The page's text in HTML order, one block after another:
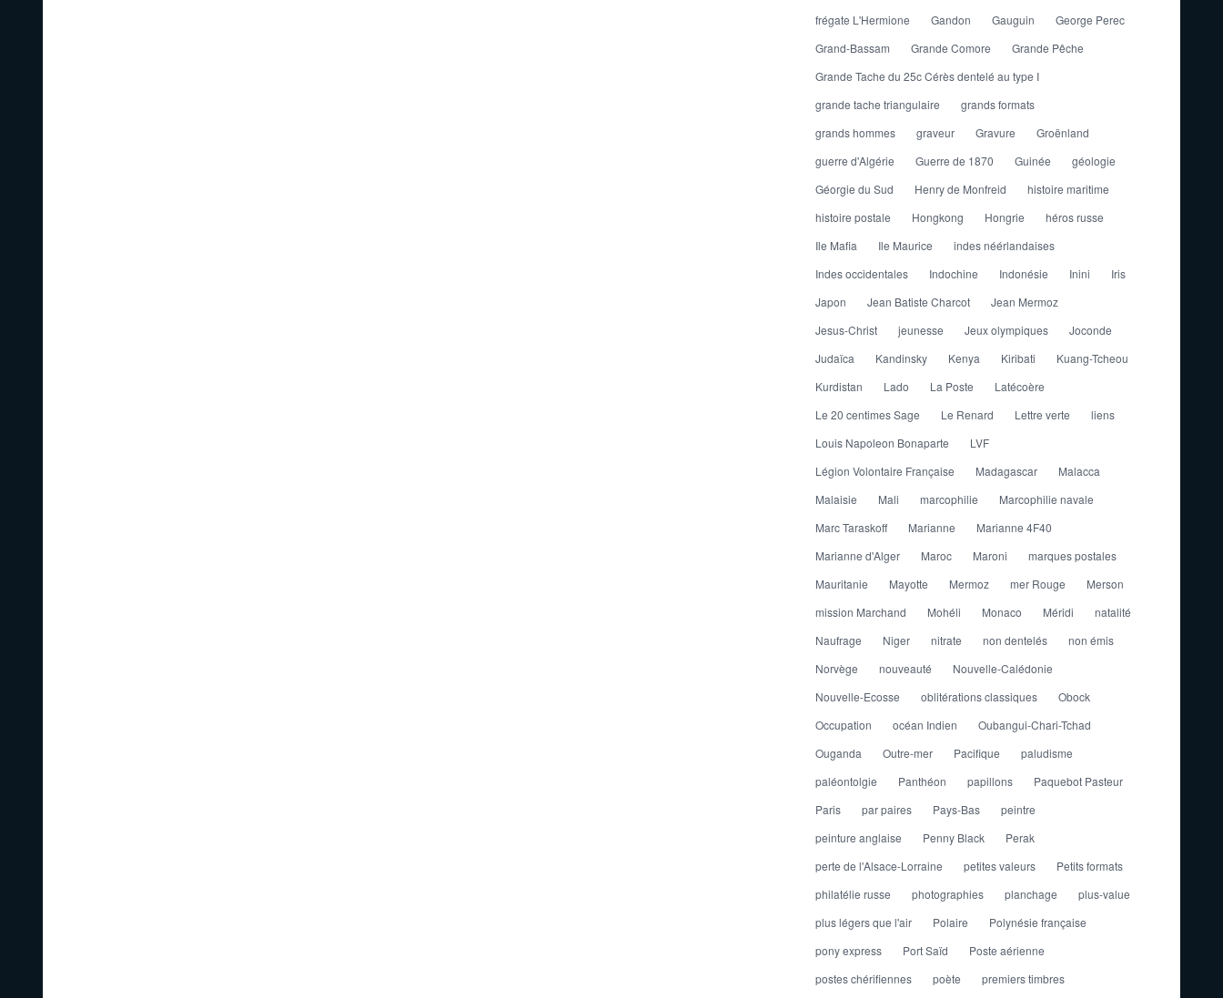
frégate L'Hermione
Gandon Gauguin
George Perec
Grand-Bassam
Grande Comore
Grande Pêche
Grande Tache du 25c Cérès dentelé au type I
grande tache triangulaire
grands formats
grands hommes
graveur Gravure
Groënland
guerre d'Algérie
Guerre de 1870 Guinée
géologie
Géorgie du Sud
Henry de Monfreid
histoire maritime
histoire postale
Hongkong Hongrie
héros russe
Ile Mafia
Ile Maurice
indes néérlandaises
Indes occidentales
Indochine Indonésie Inini
Iris
Japon
Jean Batiste Charcot
Jean Mermoz
Jesus-Christ
jeunesse Jeux olympiques
Joconde
Judaïca
Kandinsky Kenya Kiribati
Kuang-Tcheou
Kurdistan
Lado La Poste
Latécoère
Le 20 centimes Sage
Le Renard Lettre verte
liens
Louis Napoleon Bonaparte
LVF
Légion Volontaire Française
Madagascar
Malacca
Malaisie
Mali marcophilie
Marcophilie navale
Marc Taraskoff
Marianne
Marianne 4F40
Marianne d'Alger
Maroc Maroni
marques postales
Mauritanie
Mayotte Mermoz mer Rouge
Merson
mission Marchand
Mohéli Monaco Méridi
natalité
Naufrage
Niger nitrate non dentelés
non émis
Norvège
nouveauté
Nouvelle-Calédonie
Nouvelle-Ecosse
oblitérations classiques
Obock
Occupation
océan Indien
Oubangui-Chari-Tchad
Ouganda
Outre-mer Pacifique
paludisme
paléontolgie
Panthéon papillons
Paquebot Pasteur
Paris
par paires Pays-Bas
peintre
peinture anglaise
Penny Black
Perak
perte de l'Alsace-Lorraine
petites valeurs
Petits formats
philatélie russe
photographies planchage
plus-value
plus légers que l'air
Polaire
Polynésie française
pony express
Port Saïd
Poste aérienne
postes chérifiennes
poète premiers timbres